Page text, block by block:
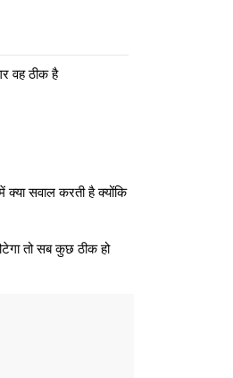
वह ठीक है
सवाल करती है क्योंकि
तो सब कुछ ठीक हो